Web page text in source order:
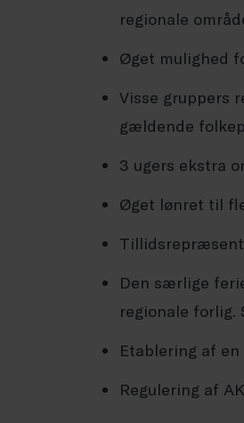
regionale
Øget mulighed
Visse gruppers
gældende
3 ugers ekstra
Øget lønret til
Den særlige
regionale
Etablering af
Regulering af